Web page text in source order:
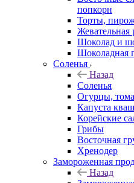
попкорн
Торты,
Жевательная
Шоколад и
Шоколадная
Соленья
Назад
Соленья
Огурцы,
Капуста
Корейские
Грибы
Восточная
Хренодер
Замороженная
Назад